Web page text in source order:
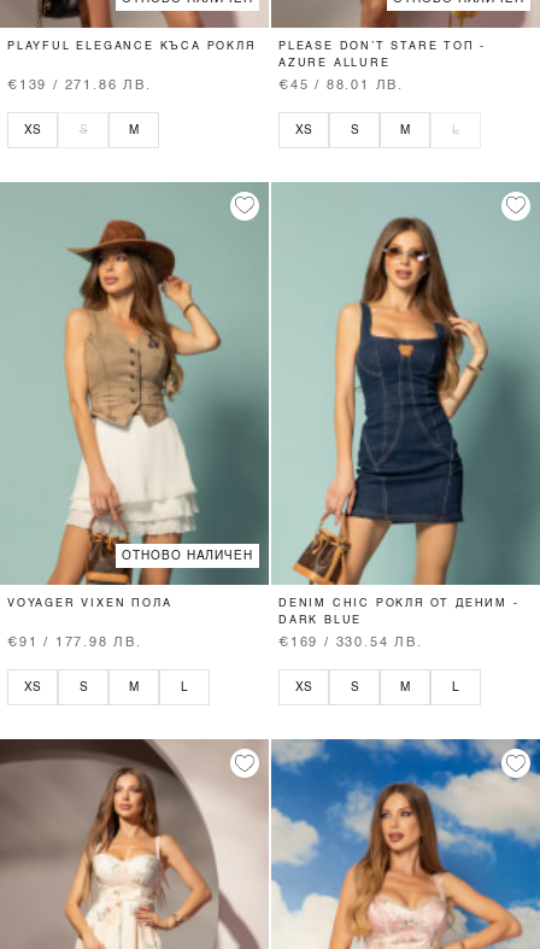
PLAYFUL ELEGANCE КЪСА РОКЛЯ
€139 / 271.86 ЛВ.
XS S M
PLEASE DON’T STARE ТОП -
AZURE ALLURE
€45 / 88.01 ЛВ.
XS S M L
ОТНОВО НАЛИЧЕН
VOYAGER VIXEN ПОЛА
€91 / 177.98 ЛВ.
XS S M L
DENIM CHIC РОКЛЯ ОТ ДЕНИМ -
DARK BLUE
€169 / 330.54 ЛВ.
XS S M L